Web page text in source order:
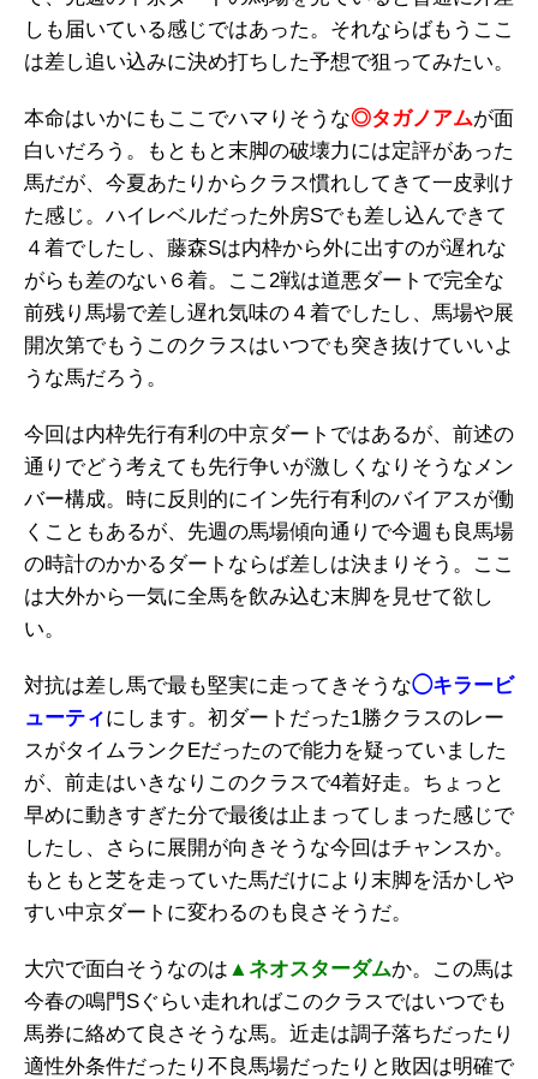
しも届いている感じではあった。それならばもうここ
は差し追い込みに決め打ちした予想で狙ってみたい。
本命はいかにもここでハマりそうな◎タガノアムが面
白いだろう。もともと末脚の破壊力には定評があった
馬だが、今夏あたりからクラス慣れしてきて一皮剥け
た感じ。ハイレベルだった外房Sでも差し込んできて
４着でしたし、藤森Sは内枠から外に出すのが遅れな
がらも差のない６着。ここ2戦は道悪ダートで完全な
前残り馬場で差し遅れ気味の４着でしたし、馬場や展
開次第でもうこのクラスはいつでも突き抜けていいよ
うな馬だろう。
今回は内枠先行有利の中京ダートではあるが、前述の
通りでどう考えても先行争いが激しくなりそうなメン
バー構成。時に反則的にイン先行有利のバイアスが働
くこともあるが、先週の馬場傾向通りで今週も良馬場
の時計のかかるダートならば差しは決まりそう。ここ
は大外から一気に全馬を飲み込む末脚を見せて欲し
い。
対抗は差し馬で最も堅実に走ってきそうな◯キラービ
ューティにします。初ダートだった1勝クラスのレー
スがタイムランクEだったので能力を疑っていました
が、前走はいきなりこのクラスで4着好走。ちょっと
早めに動きすぎた分で最後は止まってしまった感じで
したし、さらに展開が向きそうな今回はチャンスか。
もともと芝を走っていた馬だけにより末脚を活かしや
すい中京ダートに変わるのも良さそうだ。
大穴で面白そうなのは ▲ネオスターダムか。この馬は
今春の鳴門Sぐらい走れればこのクラスではいつでも
馬券に絡めて良さそうな馬。近走は調子落ちだったり
適性外条件だったり不良馬場だったりと敗因は明確で